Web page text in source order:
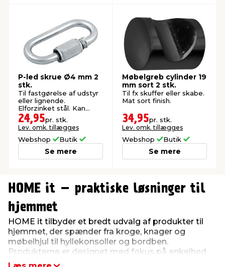
P-led skrue Ø4 mm 2
stk.
Til fastgørelse af udstyr
eller lignende.
Elforzinket stål. Kan
bruges inde og ude.
24,95pr. stk.
Lev. omk. tillægges
Webshop Butik
Se mere
Møbelgreb cylinder 19
mm sort 2 stk.
Til fx skuffer eller skabe.
Mat sort finish.
34,95pr. stk.
Lev. omk. tillægges
Webshop Butik
Se mere
1
2
3
4
5
6
7
8
9
1
2
3
4
5
6
7
8
9
HOME it – praktiske løsninger til
hjemmet
HOME it tilbyder et bredt udvalg af produkter til
hjemmet, der spænder fra kroge, knager og
møbelhjul til hyllekonsoller og bordben.
Produkterne er designet med fokus på enkelhed
og brugervenlighed, hvilket gør det nemt at finde